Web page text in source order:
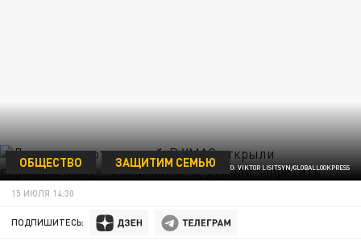
ФОТО: VIKTOR LISITSYN/GLOBALLOOKPRESS
ОБЩЕСТВО ЗАЩИТИМ СЕМЬЮ
15 ИЮЛЯ 14:30
ПОДПИШИТЕСЬ: